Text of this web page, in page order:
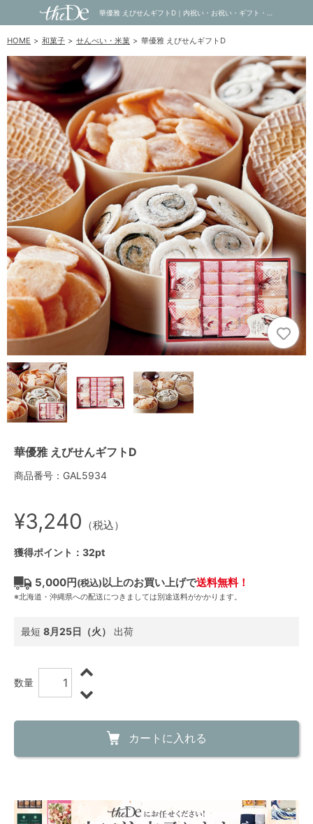
HOME 和菓子 せんべい・米菓 華優雅 えびせんギフトD
華優雅 えびせんギフトD
商品番号：GAL5934
¥3,240 （税込）
獲得ポイント：32pt
5,000円(税込)以上のお買い上げで送料無料！
※北海道・沖縄県への配送につきましては別途送料がかかります。
最短 8月25日（火） 出荷
数量
カートに入れる